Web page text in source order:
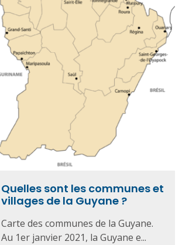
Quelles sont les communes et
villages de la Guyane ?
Carte des communes de la Guyane.
Au 1er janvier 2021, la Guyane e...